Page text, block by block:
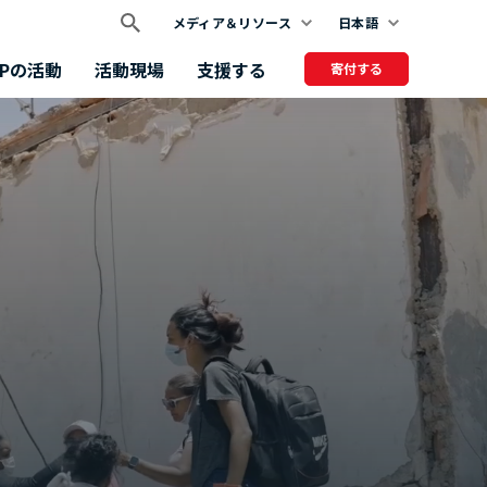
メディア＆リソース 日本語
の活動 活動現場 支援する 寄付する